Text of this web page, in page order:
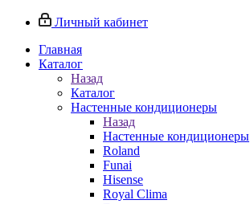
Личный кабинет
Главная
Каталог
Назад
Каталог
Настенные кондиционеры
Назад
Настенные кондиционеры
Roland
Funai
Hisense
Royal Clima